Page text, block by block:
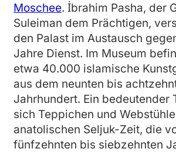
Moschee. İbrahim Pasha, der
Suleiman dem Prächtigen,
den Palast im Austausch
Jahre Dienst. Im Museum
etwa 40.000 islamische
aus dem neunten bis
Jahrhundert. Ein bedeutender
sich Teppichen und
anatolischen Seljuk-Zeit, die
fünfzehnten bis siebzehnten